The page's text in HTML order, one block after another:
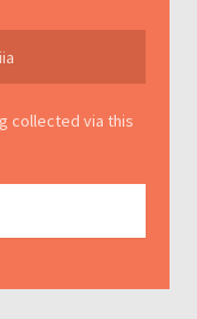
collected via this